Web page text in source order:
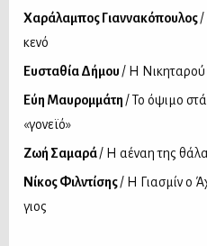
Χαράλαμπος Γιαννακόπουλος/
κενό
Ευσταθία Δήμου / Η Νικηταρού
Εύη Μαυρομμάτη / Το όψιμο
«γονεϊό»
Ζωή Σαμαρά/ Η αέναη της
Νίκος Φιλντίσης/ Η Γιασμίν ο
γιος